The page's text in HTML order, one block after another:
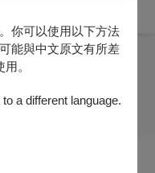
你可以使用以下方法
能與中文原文有所差
。
a different language.